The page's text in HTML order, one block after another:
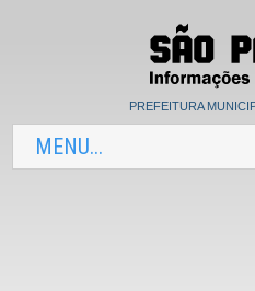
PREFEITURA
MENU...